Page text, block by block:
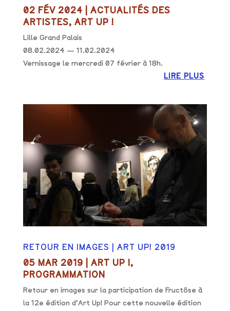
02 FÉV 2024
ACTUALITÉS DES
ARTISTES, ART UP !
Lille Grand Palais
08.02.2024 — 11.02.2024
Vernissage le mercredi 07 février à 18h.
LIRE PLUS
RETOUR EN IMAGES | ART UP! 2019
05 MAR 2019 ART UP !,
PROGRAMMATION
Retour en images sur la participation de Fructôse à
la 12e édition d’Art Up! Pour cette nouvelle édition